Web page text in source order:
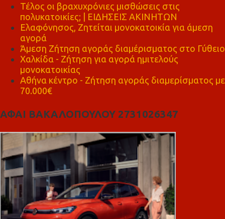
Τέλος οι βραχυχρόνιες μισθώσεις στις
πολυκατοικίες; | ΕΙΔΗΣΕΙΣ ΑΚΙΝΗΤΩΝ
Ελαφόνησος, Ζητείται μονοκατοικία για άμεση
αγορά
Άμεση Ζήτηση αγοράς διαμέρισματος στο Γύθειο
Χαλκίδα - Ζήτηση για αγορά ημιτελούς
μονοκατοικίας
Αθήνα κέντρο - Ζήτηση αγοράς διαμερίσματος με
70.000€
ΑΦΑΙ ΒΑΚΑΛΟΠΟΥΛΟΥ 2731026347